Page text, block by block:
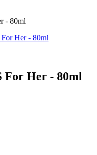
- 80ml
For Her - 80ml